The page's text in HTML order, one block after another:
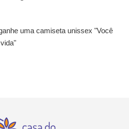
uma camiseta unissex "Você